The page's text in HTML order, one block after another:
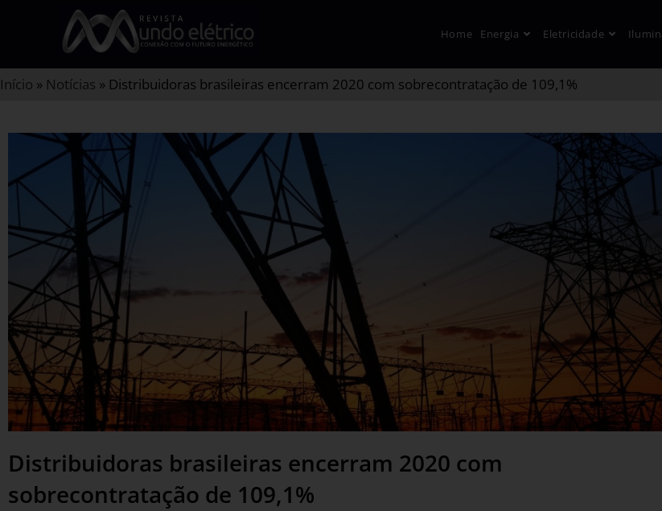
Home Energia Eletricidade
Início » Notícias » Distribuidoras brasileiras encerram 2020 com sobrecontratação de 109,1%
Distribuidoras brasileiras encerram 2020 com
sobrecontratação de 109,1%